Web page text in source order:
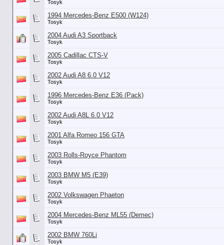
Tosyk
1994 Mercedes-Benz E500 (W124)
Tosyk
2004 Audi A3 Sportback
Tosyk
2005 Cadillac CTS-V
Tosyk
2002 Audi A8 6.0 V12
Tosyk
1996 Mercedes-Benz E36 (Pack)
Tosyk
2002 Audi A8L 6.0 V12
Tosyk
2001 Alfa Romeo 156 GTA
Tosyk
2003 Rolls-Royce Phantom
Tosyk
2003 BMW M5 (E39)
Tosyk
2002 Volkswagen Phaeton
Tosyk
2004 Mercedes-Benz ML55 (Demec)
Tosyk
2002 BMW 760Li
Tosyk